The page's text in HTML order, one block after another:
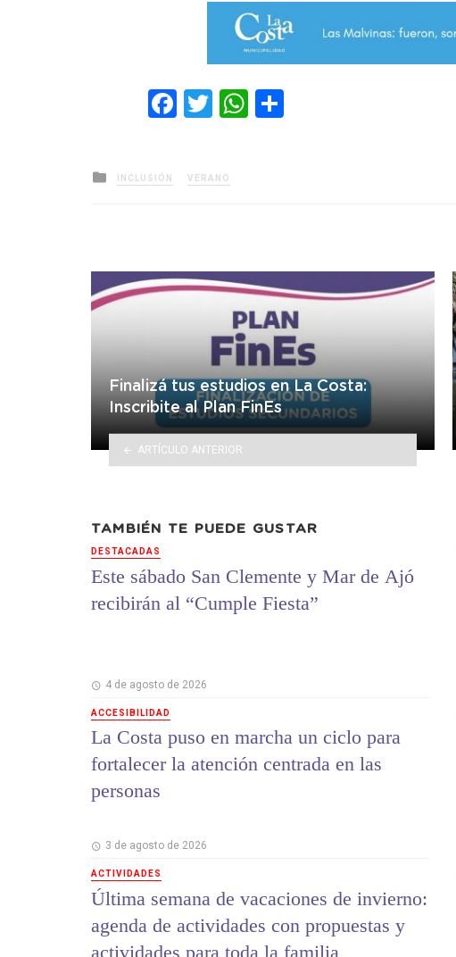
Facebook
TwitterWhatsApp
Posted
in
INCLUSIÓN VERANO
Finalizá tus estudios en La Costa:
Inscribite al Plan FinEs
ARTÍCULO ANTERIOR
TAMBIÉN TE PUEDE GUSTAR
DESTACADAS
Este sábado San Clemente y Mar de Ajó
recibirán al “Cumple Fiesta”
4 de agosto de 2026
ACCESIBILIDAD
La Costa puso en marcha un ciclo para
fortalecer la atención centrada en las
personas
3 de agosto de 2026
ACTIVIDADES
Última semana de vacaciones de invierno:
agenda de actividades con propuestas y
actividades para toda la familia